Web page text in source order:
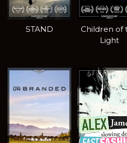
STAND
Children of
Light